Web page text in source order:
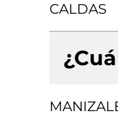
CALDAS